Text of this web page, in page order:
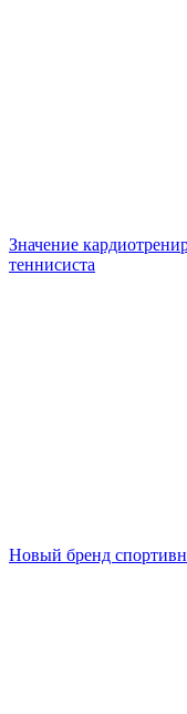
Значение
теннисиста
Новый бренд